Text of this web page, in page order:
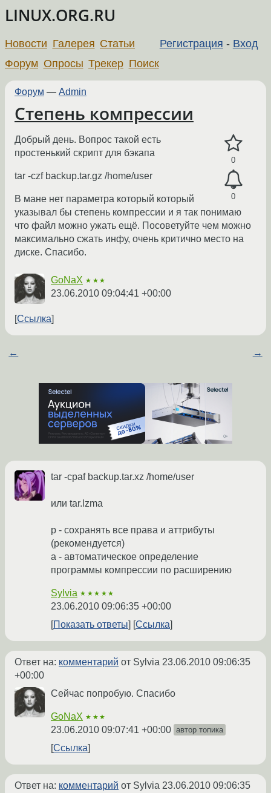
LINUX.ORG.RU
Регистрация - Вход
Новости Галерея Статьи
Форум Опросы Трекер Поиск
Форум — Admin
Степень компрессии
0
0
Добрый день. Вопрос такой есть
простенький скрипт для бэкапа
tar -czf backup.tar.gz /home/user
В мане нет параметра который который
указывал бы степень компрессии и я так понимаю
что файл можно ужать ещё. Посоветуйте чем можно
максимально сжать инфу, очень критично место на
диске. Спасибо.
GoNaX ★★★
23.06.2010 09:04:41 +00:00
Ссылка
← →
tar -cpaf backup.tar.xz /home/user
или tar.lzma
p - сохранять все права и аттрибуты
(рекомендуется)
a - автоматическое определение
программы компрессии по расширению
Sylvia ★★★★★
23.06.2010 09:06:35 +00:00
Показать ответы
Ссылка
Ответ на: комментарий от Sylvia 23.06.2010 09:06:35
+00:00
Сейчас попробую. Спасибо
GoNaX ★★★
23.06.2010 09:07:41 +00:00 автор топика
Ссылка
Ответ на: комментарий от Sylvia 23.06.2010 09:06:35